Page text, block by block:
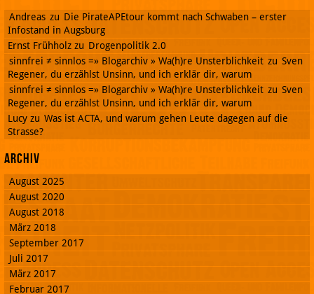
Andreas zu Die PirateAPEtour kommt nach Schwaben – erster
Infostand in Augsburg
Ernst Frühholz zu Drogenpolitik 2.0
sinnfrei ≠ sinnlos =» Blogarchiv » Wa(h)re Unsterblichkeit zu Sven
Regener, du erzählst Unsinn, und ich erklär dir, warum
sinnfrei ≠ sinnlos =» Blogarchiv » Wa(h)re Unsterblichkeit zu Sven
Regener, du erzählst Unsinn, und ich erklär dir, warum
Lucy zu Was ist ACTA, und warum gehen Leute dagegen auf die
Strasse?
Archiv
August 2025
August 2020
August 2018
März 2018
September 2017
Juli 2017
März 2017
Februar 2017